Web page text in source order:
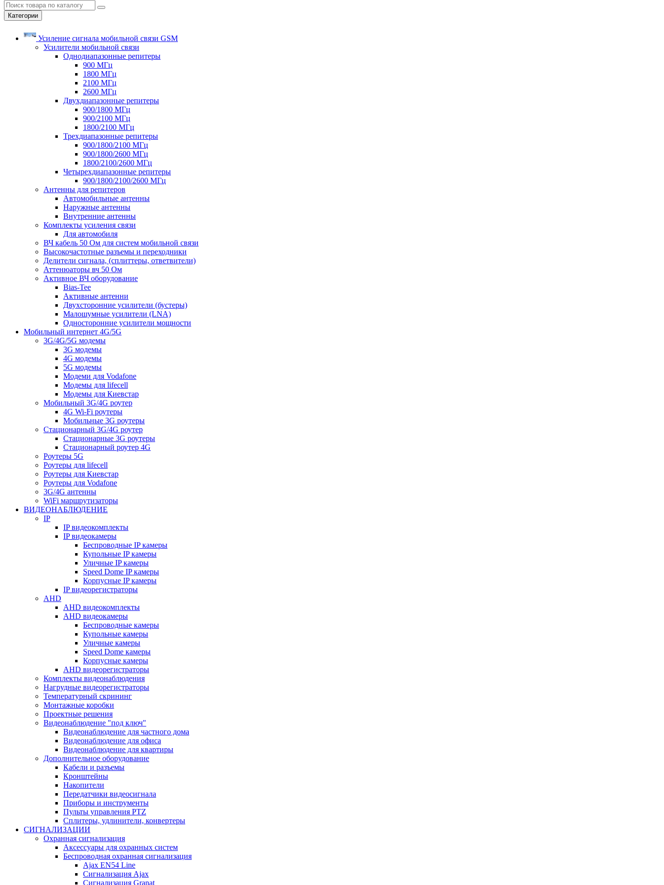
Категории
Усиление сигнала мобильной связи GSM
Усилители мобильной связи
Однодиапазонные репитеры
900 МГц
1800 МГц
2100 МГц
2600 МГц
Двухдиапазонные репитеры
900/1800 МГц
900/2100 МГц
1800/2100 МГц
Трехдиапазонные репитеры
900/1800/2100 МГц
900/1800/2600 МГц
1800/2100/2600 МГц
Четырехдиапазонные репитеры
900/1800/2100/2600 МГц
Антенны для репитеров
Автомобильные антенны
Наружные антенны
Внутренние антенны
Комплекты усиления связи
Для автомобиля
ВЧ кабель 50 Ом для систем мобильной связи
Высокочастотные разъемы и переходники
Делители сигнала, (сплиттеры, ответвители)
Аттенюаторы вч 50 Ом
Активное ВЧ оборудование
Bias-Tee
Активные антенни
Двухсторонние усилители (бустеры)
Малошумные усилители (LNA)
Односторонние усилители мощности
Мобильный интернет 4G/5G
3G/4G/5G модемы
3G модемы
4G модемы
5G модемы
Модеми для Vodafone
Модемы для lifecell
Модемы для Киевстар
Мобильный 3G/4G роутер
4G Wi-Fi роутеры
Мобильные 3G роутеры
Стационарный 3G/4G роутер
Стационарные 3G роутеры
Стационарный роутер 4G
Роутеры 5G
Роутеры для lifecell
Роутеры для Киевстар
Роутеры для Vodafone
3G/4G антенны
WiFi маршрутизаторы
ВИДЕОНАБЛЮДЕНИЕ
IP
IP видеокомплекты
IP видеокамеры
Беспроводные IP камеры
Купольные IP камеры
Уличные IP камеры
Speed Dome IP камеры
Корпусные IP камеры
IP видеорегистраторы
AHD
AHD видеокомплекты
AHD видеокамеры
Беспроводные камеры
Купольные камеры
Уличные камеры
Speed Dome камеры
Корпусные камеры
AHD видеорегистраторы
Комплекты видеонаблюдения
Нагрудные видеорегистраторы
Температурный скрининг
Монтажные коробки
Проектные решения
Видеонаблюдение "под ключ"
Видеонаблюдение для частного дома
Видеонаблюдение для офиса
Видеонаблюдение для квартиры
Дополнительное оборудование
Кабели и разъемы
Кронштейны
Накопители
Передатчики видеосигнала
Приборы и инструменты
Пульты управления PTZ
Сплитеры, удлинители, конвертеры
СИГНАЛИЗАЦИИ
Охранная сигнализация
Аксессуары для охранных систем
Беспроводная охранная сигнализация
Ajax EN54 Line
Сигнализация Ajax
Сигнализация Granat